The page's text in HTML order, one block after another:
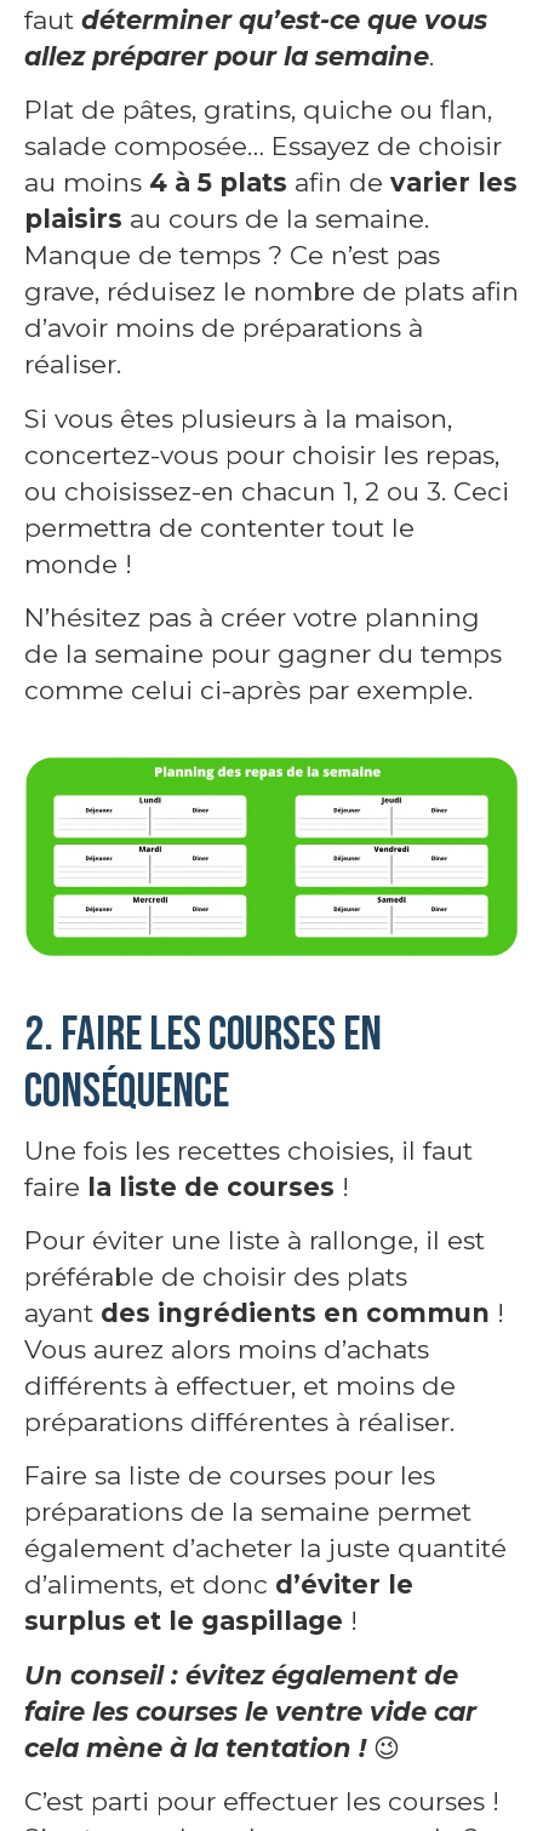
faut déterminer qu’est-ce que vous
allez préparer pour la semaine.
Plat de pâtes, gratins, quiche ou flan,
salade composée… Essayez de choisir
au moins 4 à 5 plats afin de varier les
plaisirs au cours de la semaine.
Manque de temps ? Ce n’est pas
grave, réduisez le nombre de plats afin
d’avoir moins de préparations à
réaliser.
Si vous êtes plusieurs à la maison,
concertez-vous pour choisir les repas,
ou choisissez-en chacun 1, 2 ou 3. Ceci
permettra de contenter tout le
monde !
N’hésitez pas à créer votre planning
de la semaine pour gagner du temps
comme celui ci-après par exemple.
2. Faire les courses en
conséquence
Une fois les recettes choisies, il faut
faire la liste de courses !
Pour éviter une liste à rallonge, il est
préférable de choisir des plats
ayant des ingrédients en commun !
Vous aurez alors moins d’achats
différents à effectuer, et moins de
préparations différentes à réaliser.
Faire sa liste de courses pour les
préparations de la semaine permet
également d’acheter la juste quantité
d’aliments, et donc d’éviter le
surplus et le gaspillage !
Un conseil : évitez également de
faire les courses le ventre vide car
cela mène à la tentation ! 😉
C’est parti pour effectuer les courses !